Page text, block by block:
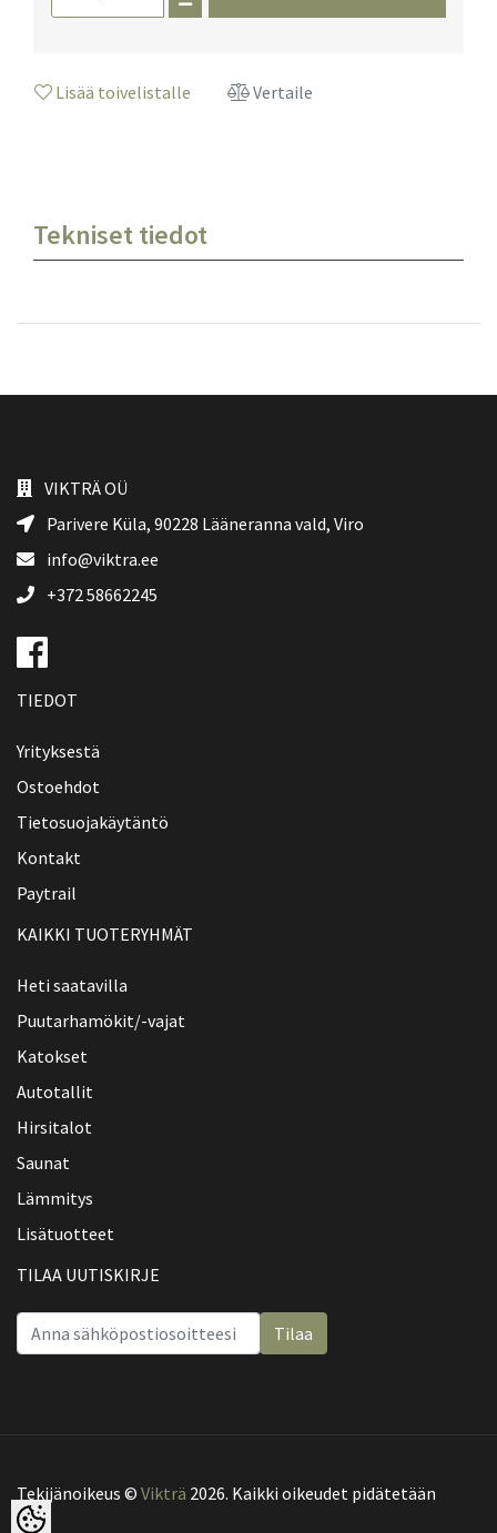
Lisää toivelistalle Vertaile
Tekniset tiedot
VIKTRÄ OÜ
Parivere Küla, 90228 Lääneranna vald, Viro
info@viktra.ee
+372 58662245
TIEDOT
Yrityksestä
Ostoehdot
Tietosuojakäytäntö
Kontakt
Paytrail
KAIKKI TUOTERYHMÄT
Heti saatavilla
Puutarhamökit/-vajat
Katokset
Autotallit
Hirsitalot
Saunat
Lämmitys
Lisätuotteet
TILAA UUTISKIRJE
Tilaa
Tekijänoikeus © Vikträ 2026. Kaikki oikeudet pidätetään